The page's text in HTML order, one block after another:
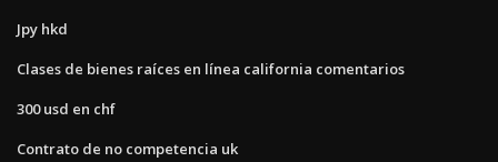
Jpy hkd
Clases de bienes raíces en línea california comentarios
300 usd en chf
Contrato de no competencia uk